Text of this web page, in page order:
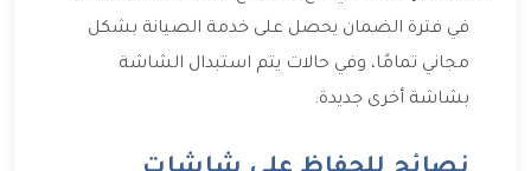
في فترة الضمان يحصل على خدمة الصيانة بشكل
مجاني تمامًا، وفي حالات يتم استبدال الشاشة
بشاشة أخرى جديدة.